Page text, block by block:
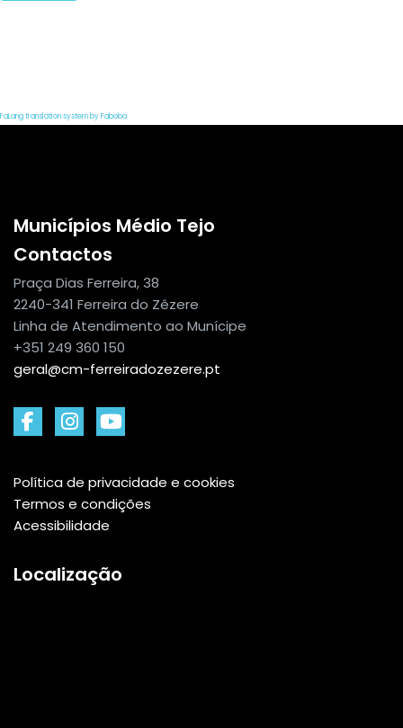
FaLang translation system by Faboba
Municípios Médio Tejo
Contactos
Praça Dias Ferreira, 38
2240-341 Ferreira do Zêzere
Linha de Atendimento ao Munícipe
+351 249 360 150
geral@cm-ferreiradozezere.pt
Política de privacidade e cookies
Termos e condições
Acessibilidade
Localização